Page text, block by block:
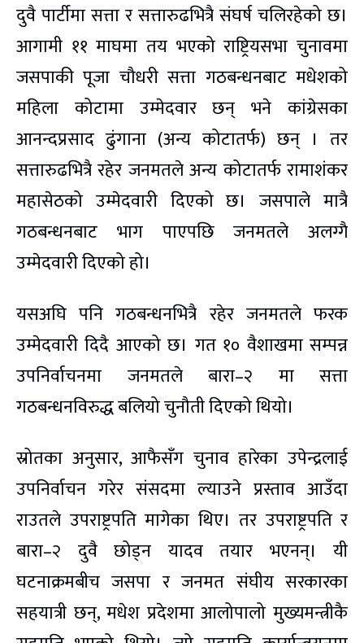
दुवै पार्टीमा सत्ता र सत्तारुढभित्रै संघर्ष चलिरहेको छ।
आगामी ११ माघमा तय भएको राष्ट्रियसभा चुनावमा
जसपाकी पूजा चौधरी सत्ता गठबन्धनबाट मधेशको
महिला कोटामा उम्मेदवार छन् भने कांग्रेसका
आनन्दप्रसाद ढुंगाना (अन्य कोटातर्फ) छन् । तर
सत्तारुढभित्रै रहेर जनमतले अन्य कोटातर्फ रामाशंकर
महासेठको उम्मेदवारी दिएको छ। जसपाले मात्रै
गठबन्धनबाट भाग पाएपछि जनमतले अलग्गै
उम्मेदवारी दिएको हो।
यसअघि पनि गठबन्धनभित्रै रहेर जनमतले फरक
उम्मेदवारी दिदै आएको छ। गत १० वैशाखमा सम्पन्न
उपनिर्वाचनमा जनमतले बारा–२ मा सत्ता
गठबन्धनविरुद्ध बलियो चुनौती दिएको थियो।
स्रोतका अनुसार, आफैसँग चुनाव हारेका उपेन्द्रलाई
उपनिर्वाचन गरेर संसदमा ल्याउने प्रस्ताव आउँदा
राउतले उपराष्ट्रपति मागेका थिए। तर उपराष्ट्रपति र
बारा–२ दुवै छोड्न यादव तयार भएनन्। यी
घटनाक्रमबीच जसपा र जनमत संघीय सरकारका
सहयात्री छन्, मधेश प्रदेशमा आलोपालो मुख्यमन्त्रीकै